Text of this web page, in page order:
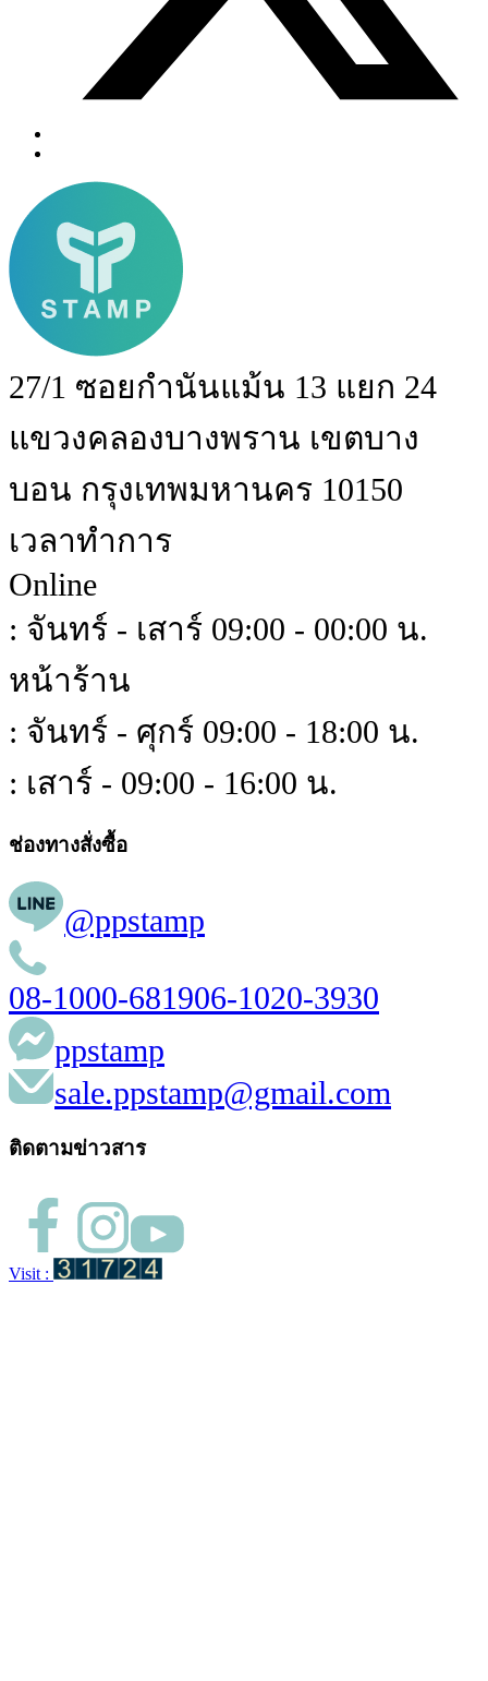
27/1 ซอยกำนันแม้น 13 แยก 24
แขวงคลองบางพราน เขตบาง
บอน กรุงเทพมหานคร 10150
เวลาทำการ
Online
: จันทร์ - เสาร์ 09:00 - 00:00 น.
หน้าร้าน
: จันทร์ - ศุกร์ 09:00 - 18:00 น.
: เสาร์ - 09:00 - 16:00 น.
ช่องทางสั่งซื้อ
@ppstamp
08-1000-681906-1020-3930
ppstamp
sale.ppstamp@gmail.com
ติดตามข่าวสาร
Visit :